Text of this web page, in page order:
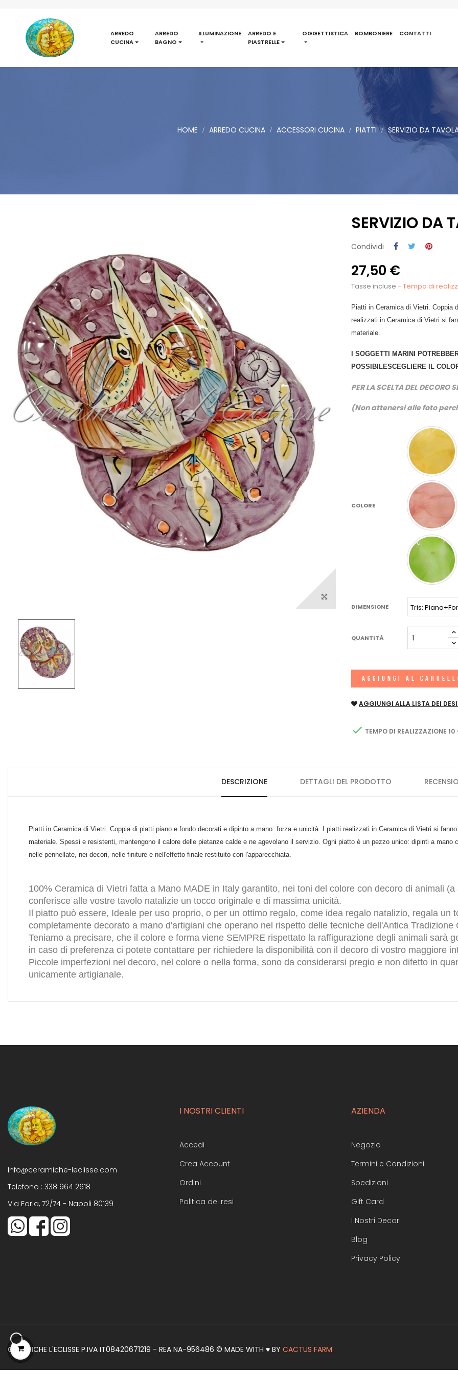
ARREDO
CUCINA
ARREDO
BAGNO
ILLUMINAZIONE
ARREDO E
PIASTRELLE
OGGETTISTICA BOMBONIERE CONTATTI
HOME ARREDO CUCINA ACCESSORI CUCINA PIATTI SERVIZIO DA
SERVIZIO DA
Condividi
27,50 €
Tasse incluse - Tempo di
Piatti in Ceramica di Vietri. Coppia
realizzati in Ceramica di Vietri si
materiale.
I SOGGETTI MARINI
POSSIBILESCEGLIERE IL
PER LA SCELTA DEL DECORO
(Non attenersi alle foto
COLORE
DIMENSIONE
QUANTITÀ
AGGIUNGI AL
AGGIUNGI ALLA LISTA DEI
 TEMPO DI REALIZZAZIONE
DESCRIZIONE DETTAGLI DEL PRODOTTO
Piatti in Ceramica di Vietri. Coppia di piatti piano e fondo decorati e dipinto a mano: forza e unicità. I piatti realizzati in Ceramica di Vietri si
materiale. Spessi e resistenti, mantengono il calore delle pietanze calde e ne agevolano il servizio. Ogni piatto è un pezzo unico: dipinti a
nelle pennellate, nei decori, nelle finiture e nell'effetto finale restituito con l'apparecchiata.
100% Ceramica di Vietri fatta a Mano MADE in Italy garantito, nei toni del colore con decoro di animali
conferisce alle vostre tavolo natalizie un tocco originale e di massima unicità.
Il piatto può essere, Ideale per uso proprio, o per un ottimo regalo, come idea regalo natalizio, regala un
completamente decorato a mano d'artigiani che operano nel rispetto delle tecniche dell'Antica
Teniamo a precisare, che il colore e forma viene SEMPRE rispettato la raffigurazione degli animali sarà
in caso di preferenza ci potete contattare per richiedere la disponibilità con il decoro di vostro maggiore
Piccole imperfezioni nel decoro, nel colore o nella forma, sono da considerarsi pregio e non difetto in
unicamente artigianale.
Info@ceramiche-leclisse.com
Telefono : 338 964 2618
Via Foria, 72/74 - Napoli 80139
I NOSTRI CLIENTI
Accedi
Crea Account
Ordini
Politica dei resi
AZIENDA
Negozio
Termini e Condizioni
Spedizioni
Gift Card
I Nostri Decori
Blog
Privacy Policy
CERAMICHE L'ECLISSE P.IVA IT08420671219 - REA NA-956486 © MADE WITH ♥ BY CACTUS FARM